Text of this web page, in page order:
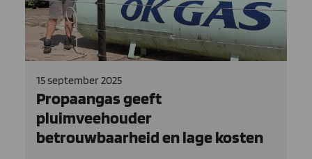
15 september 2025
Propaangas geeft
pluimveehouder
betrouwbaarheid en lage kosten